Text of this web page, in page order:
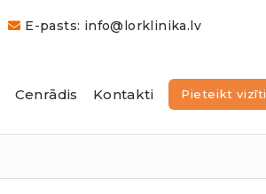
E-pasts: info@lorklinika.lv
Cenrādis Kontakti Pieteikt vizīti